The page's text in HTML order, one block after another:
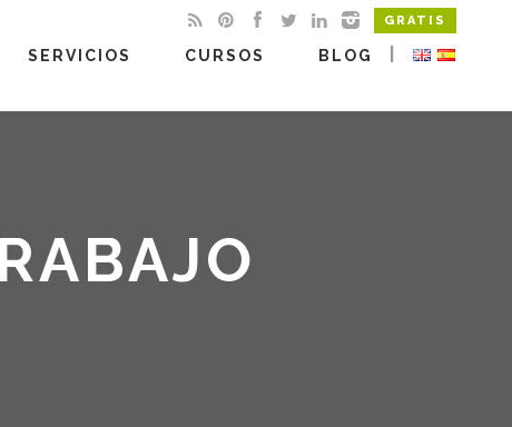
GRATIS
SERVICIOS CURSOS BLOG